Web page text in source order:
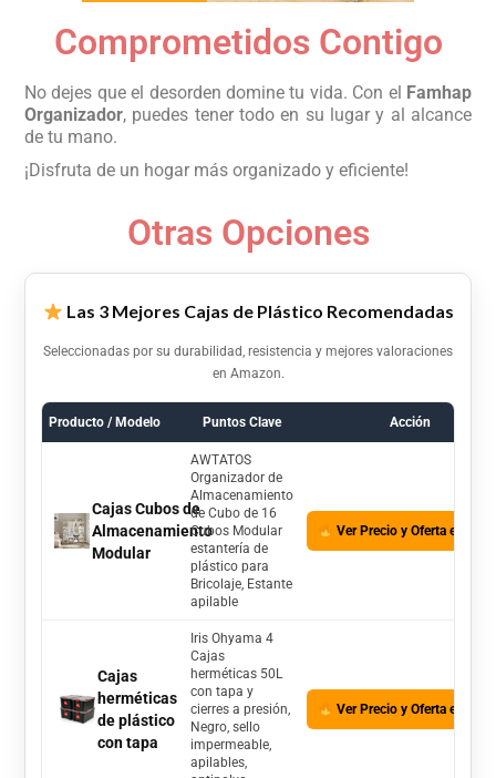
Comprometidos Contigo
No dejes que el desorden domine tu vida. Con el Famhap
Organizador, puedes tener todo en su lugar y al alcance
de tu mano.
¡Disfruta de un hogar más organizado y eficiente!
Otras Opciones
Las 3 Mejores Cajas de Plástico Recomendadas
Seleccionadas por su durabilidad, resistencia y mejores valoraciones
en Amazon.
Producto / Modelo Puntos Clave Acción
Cajas Cubos de
Almacenamiento
Modular
AWTATOS
Organizador de
Almacenamiento
de Cubo de 16
Cubos Modular
estantería de
plástico para
Bricolaje, Estante
apilable
Ver Precio y Oferta en
Cajas
herméticas
de plástico
con tapa
Iris Ohyama 4
Cajas
herméticas 50L
con tapa y
cierres a presión,
Negro, sello
impermeable,
apilables,
Ver Precio y Oferta en